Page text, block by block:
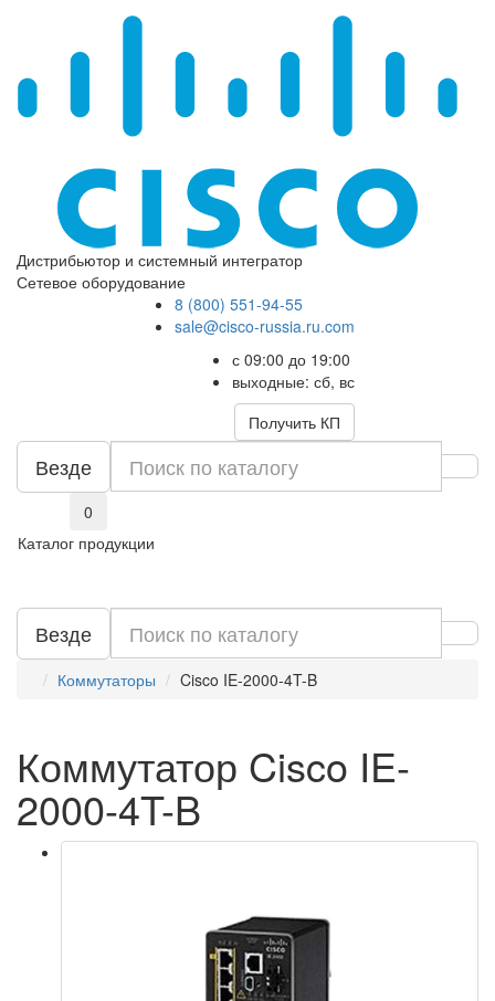
Дистрибьютор и системный интегратор
Сетевое оборудование
8 (800) 551-94-55
sale@cisco-russia.ru.com
с 09:00 до 19:00
выходные: сб, вс
Получить КП
Везде
0
Каталог продукции
Везде
Коммутаторы Cisco IE-2000-4T-B
Коммутатор Cisco IE-
2000-4T-B